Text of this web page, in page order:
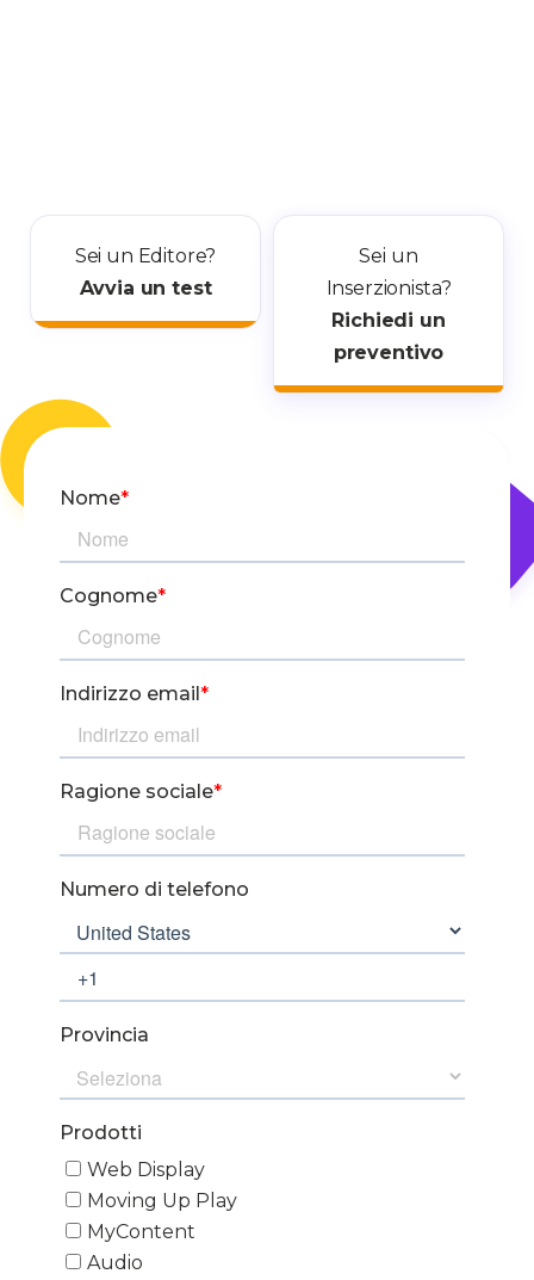
Sei un Editore?
Avvia un test
Sei un
Inserzionista?
Richiedi un
preventivo